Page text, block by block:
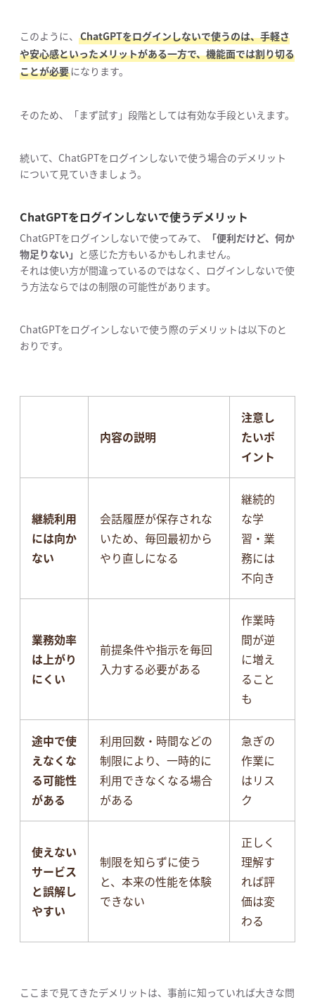
このように、 ChatGPTをログインしないで使うのは、手軽さ
や安心感といったメリットがある一方で、機能面では割り切る
ことが必要になります。
そのため、「まず試す」段階としては有効な手段といえます。
続いて、ChatGPTをログインしないで使う場合のデメリット
について見ていきましょう。
ChatGPTをログインしないで使うデメリット
ChatGPTをログインしないで使ってみて、
「便利だけど、何か
物足りない」 と感じた方もいるかもしれません。
それは使い方が間違っているのではなく、ログインしないで使
う方法ならではの制限の可能性があります。
ChatGPTをログインしないで使う際のデメリットは以下のと
おりです。
内容の説明
注意し
たいポ
イント
継続利用
には向か
ない
会話履歴が保存されな
いため、毎回最初から
やり直しになる
継続的
な学
習・業
務には
不向き
業務効率
は上がり
にくい
前提条件や指示を毎回
入力する必要がある
作業時
間が逆
に増え
ること
も
途中で使
えなくな
る可能性
がある
利用回数・時間などの
制限により、一時的に
利用できなくなる場合
がある
急ぎの
作業に
はリス
ク
使えない
サービス
と誤解し
やすい
制限を知らずに使う
と、本来の性能を体験
できない
正しく
理解す
れば評
価は変
わる
ここまで見てきたデメリットは、事前に知っていれば大きな問